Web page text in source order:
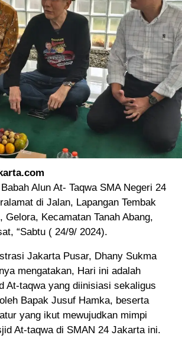
Alun At- Taqwa SMA Negeri 24
di Jalan, Lapangan Tembak
Gelora, Kecamatan Tanah Abang,
“Sabtu ( 24/9/ 2024).
Jakarta Pusar, Dhany Sukma
mengatakan, Hari ini adalah
At-taqwa yang diinisiasi sekaligus
Bapak Jusuf Hamka, beserta
yang ikut mewujudkan mimpi
At-taqwa di SMAN 24 Jakarta ini.